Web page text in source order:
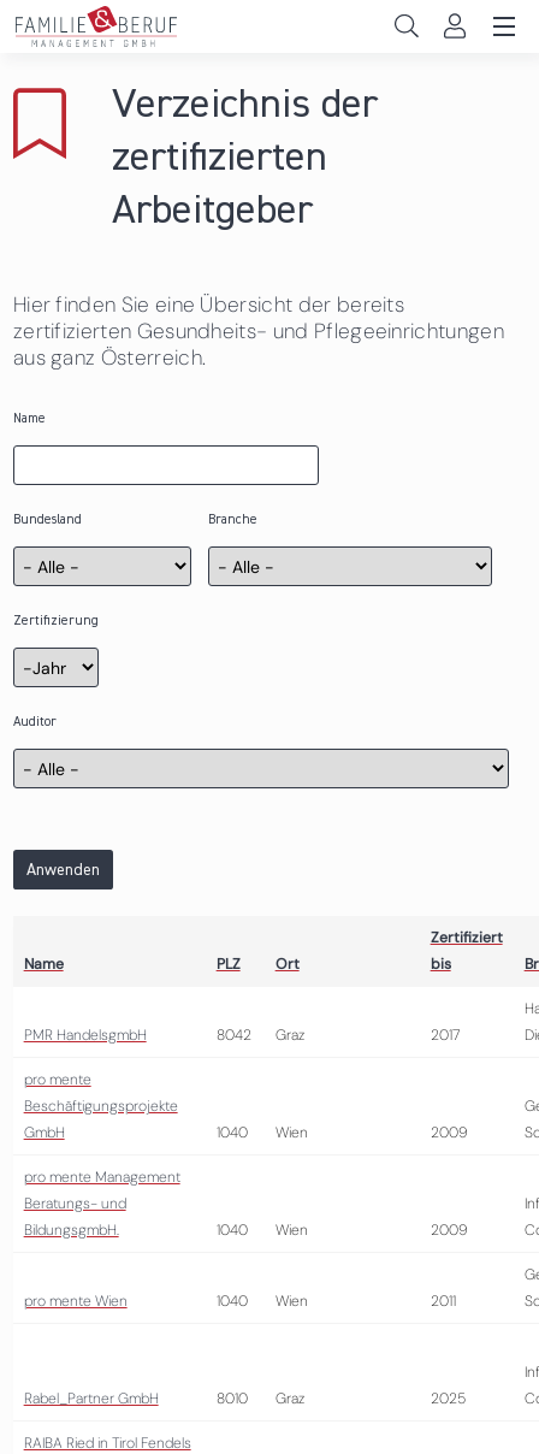
Direkt zum Inhalt
Gemeinden
Das sind wir
News & Events
Verzeichnis der
zertifizierten
Arbeitgeber
Hier finden Sie eine Übersicht der bereits
zertifizierten Gesundheits- und Pflegeeinrichtungen
aus ganz Österreich.
Name
Bundesland Branche
Zertifizierung
Zertifizierung
Jahr
Auditor
Anwenden
Name PLZ Ort
Zertifiziert
bis
PMR HandelsgmbH 8042 Graz 2017
pro mente
Beschäftigungsprojekte
GmbH
1040 Wien 2009
pro mente Management
Beratungs- und
BildungsgmbH.
1040 Wien 2009
pro mente Wien 1040 Wien 2011
Rabel_Partner GmbH 8010 Graz 2025
RAIBA Ried in Tirol Fendels